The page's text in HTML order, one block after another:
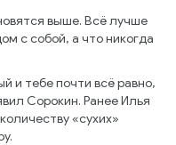
выше. Всё лучше
с собой, а что никогда
и тебе почти всё равно,
Сорокин. Ранее Илья
«сухих»